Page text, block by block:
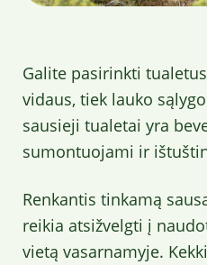
Galite pasirinkti
vidaus, tiek lauko
sausieji tualetai yra
sumontuojami ir
Renkantis tinkamą
reikia atsižvelgti į
vietą vasarnamyje.